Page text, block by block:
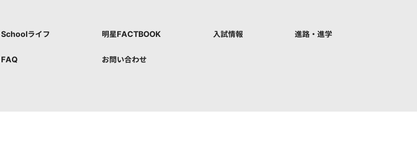
Schoolライフ 明星FACTBOOK 入試情報 進路・進学
FAQ お問い合わせ